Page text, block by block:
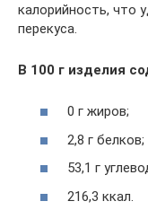
калорийность, что
перекуса.
В 100 г изделия
0 г жиров;
2,8 г белков;
53,1 г
216,3 ккал.